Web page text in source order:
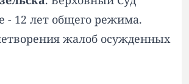
- 12 лет общего режима.
жалоб осужденных